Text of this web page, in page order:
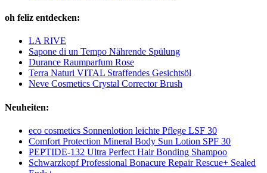
oh feliz entdecken:
LA RIVE
Sapone di un Tempo Nährende Spülung
Durance Raumparfum Rose
Terra Naturi VITAL Straffendes Gesichtsöl
Neve Cosmetics Crystal Corrector Brush
Neuheiten:
eco cosmetics Sonnenlotion leichte Pflege LSF 30
Comfort Protection Mineral Body Sun Lotion SPF 30
PEPTIDE-132 Ultra Perfect Hair Bonding Shampoo
Schwarzkopf Professional Bonacure Repair Rescue+ Sealed